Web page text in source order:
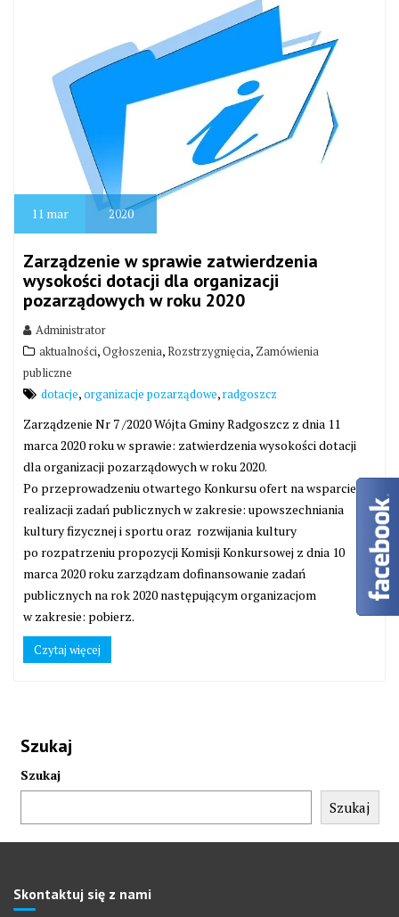
11 mar 2020
Zarządzenie w sprawie zatwierdzenia
wysokości dotacji dla organizacji
pozarządowych w roku 2020
Administrator
aktualności,Ogłoszenia,Rozstrzygnięcia, Zamówienia
publiczne
dotacje,organizacje pozarządowe,radgoszcz
Zarządzenie Nr 7 /2020 Wójta Gminy Radgoszcz z dnia 11
marca 2020 roku w sprawie: zatwierdzenia wysokości dotacji
dla organizacji pozarządowych w roku 2020.
Po przeprowadzeniu otwartego Konkursu ofert na wsparcie
realizacji zadań publicznych w zakresie: upowszechniania
kultury fizycznej i sportu oraz rozwijania kultury
po rozpatrzeniu propozycji Komisji Konkursowej z dnia 10
marca 2020 roku zarządzam dofinansowanie zadań
publicznych na rok 2020 następującym organizacjom
w zakresie: pobierz.
Czytaj więcej
Szukaj
Szukaj
Szukaj
Skontaktuj się z nami